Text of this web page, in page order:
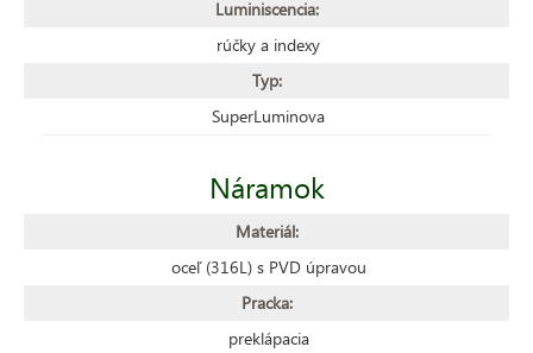
Luminiscencia:
rúčky a indexy
Typ:
SuperLuminova
Náramok
Materiál:
oceľ (316L) s PVD úpravou
Pracka:
preklápacia